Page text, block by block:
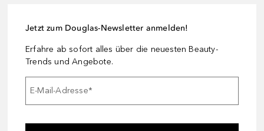
Jetzt zum Douglas-Newsletter anmelden!
Erfahre ab sofort alles über die neuesten Beauty-
Trends und Angebote.
E-Mail-Adresse*